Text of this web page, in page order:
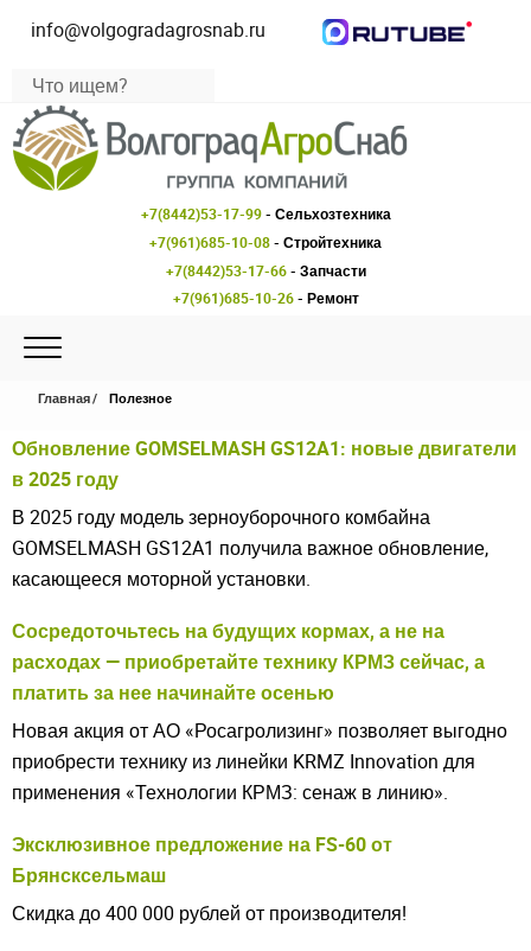
info@volgogradagrosnab.ru
+7(8442)53-17-99- Сельхозтехника
+7(961)685-10-08- Стройтехника
+7(8442)53-17-66- Запчасти
+7(961)685-10-26- Ремонт
Главная Полезное
Обновление GOMSELMASH GS12A1: новые двигатели
в 2025 году
В 2025 году модель зерноуборочного комбайна
GOMSELMASH GS12A1 получила важное обновление,
касающееся моторной установки.
Сосредоточьтесь на будущих кормах, а не на
расходах — приобретайте технику КРМЗ сейчас, а
платить за нее начинайте осенью
Новая акция от АО «Росагролизинг» позволяет выгодно
приобрести технику из линейки KRMZ Innovation для
применения «Технологии КРМЗ: сенаж в линию».
Эксклюзивное предложение на FS-60 от
Брянсксельмаш
Скидка до 400 000 рублей от производителя!